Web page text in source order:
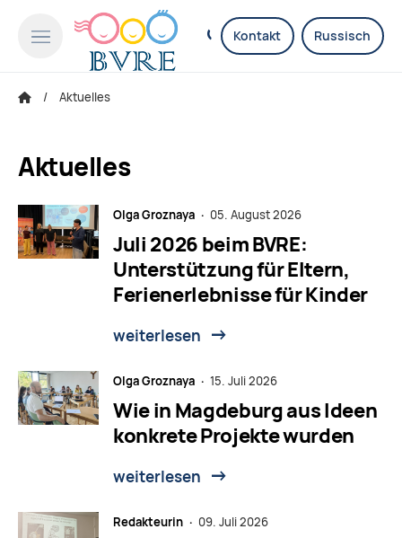
Kontakt Russisch
Aktuelles
Aktuelles
Olga Groznaya · 05. August 2026
Juli 2026 beim BVRE:
Unterstützung für Eltern,
Ferienerlebnisse für Kinder
weiterlesen
Olga Groznaya · 15. Juli 2026
Wie in Magdeburg aus Ideen
konkrete Projekte wurden
weiterlesen
Redakteurin · 09. Juli 2026